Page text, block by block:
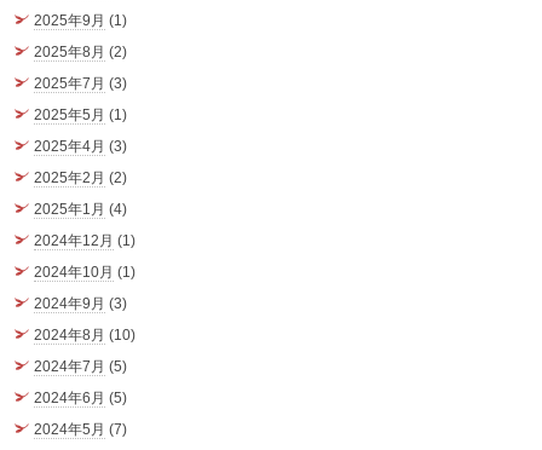
2025年9月 (1)
2025年8月 (2)
2025年7月 (3)
2025年5月 (1)
2025年4月 (3)
2025年2月 (2)
2025年1月 (4)
2024年12月 (1)
2024年10月 (1)
2024年9月 (3)
2024年8月 (10)
2024年7月 (5)
2024年6月 (5)
2024年5月 (7)